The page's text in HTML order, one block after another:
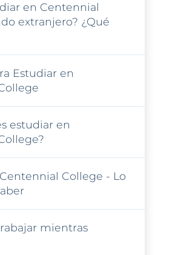
en Centennial
extranjero? ¿Qué
Estudiar en
estudiar en
College - Lo
mientras